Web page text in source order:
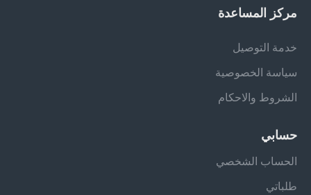
مركز المساعدة
خدمة التوصيل
سياسة الخصوصية
الشروط والاحكام
حسابي
الحساب الشخصي
طلباتي